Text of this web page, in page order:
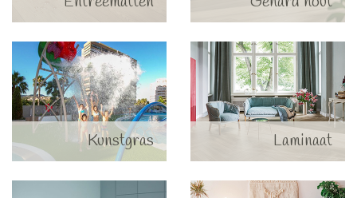
Kunstgras Laminaat